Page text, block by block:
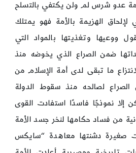
عدو شرس لم ولن يكتفي بالتسلح
لإلحاق الهزيمة بالأمة فهو يمتلك
ووعيها وتغذيتها بالمواد التي
ضمن الصراع الذي يخوضه منذ
ما تبقى لدى أمة الإسلام من
الصراع لصالحه منذ سقوط الدولة
إلا نموذجًا فاسدًا استفادت القوى
من فساد حكامها لنخر جسد الأمة
صغيرة دشنتها معاهدة “سايكس